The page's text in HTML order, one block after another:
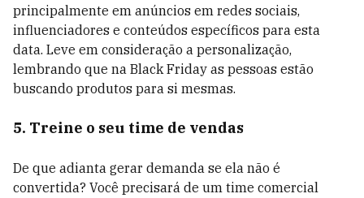
principalmente em anúncios em redes sociais,
influenciadores e conteúdos específicos para esta
data. Leve em consideração a personalização,
lembrando que na Black Friday as pessoas estão
buscando produtos para si mesmas.
5. Treine o seu time de vendas
De que adianta gerar demanda se ela não é
convertida? Você precisará de um time comercial